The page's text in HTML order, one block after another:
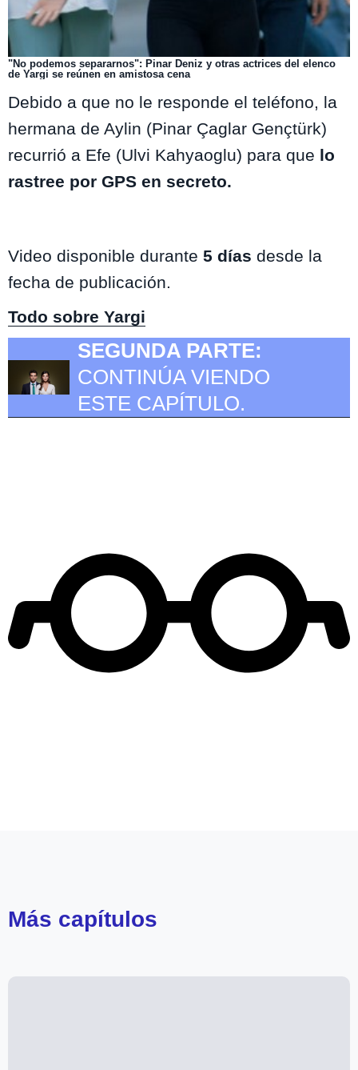
"No podemos separarnos": Pinar Deniz y otras actrices del elenco
de Yargi se reúnen en amistosa cena
Debido a que no le responde el teléfono, la
hermana de Aylin (Pinar Çaglar Gençtürk)
recurrió a Efe (Ulvi Kahyaoglu) para que lo
rastree por GPS en secreto.
Video disponible durante 5 días desde la
fecha de publicación.
Todo sobre Yargi
SEGUNDA PARTE:
CONTINÚA VIENDO
ESTE CAPÍTULO.
Más capítulos